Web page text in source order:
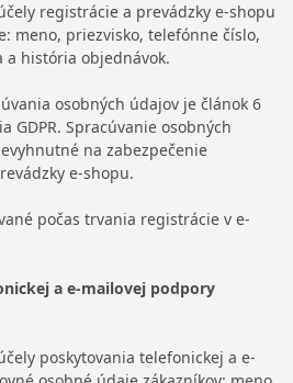
registrácie a prevádzky e-shopu
meno, priezvisko, telefónne číslo,
a história objednávok.
osobných údajov je článok 6
GDPR. Spracúvanie osobných
na zabezpečenie
e-shopu.
počas trvania registrácie v e-
a e-mailovej podpory
poskytovania telefonickej a e-